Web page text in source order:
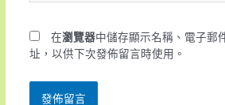
在瀏覽器中儲存顯示名稱、電子郵
址，以供下次發佈留言時使用。